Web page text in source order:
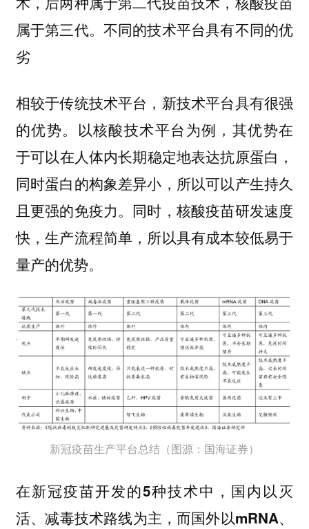
属于第三代。不同的技术平台具有不同的优
劣
相较于传统技术平台，新技术平台具有很强
的优势。 以核酸技术平台为例，其优势在
于 可以在人体内长期稳定地表达抗原蛋白，
同时蛋白的构象差异小，所以可以产生持久
且更强的免疫力。同时，核酸疫苗研发速度
快，生产流程简单，所以具有成本较低易于
量产的优势。
新冠疫苗生产平台总结（图源：国海证券）
在新冠疫苗开发的5种技术中，国内以灭
活、减毒技术路线为主，而国外以mRNA、